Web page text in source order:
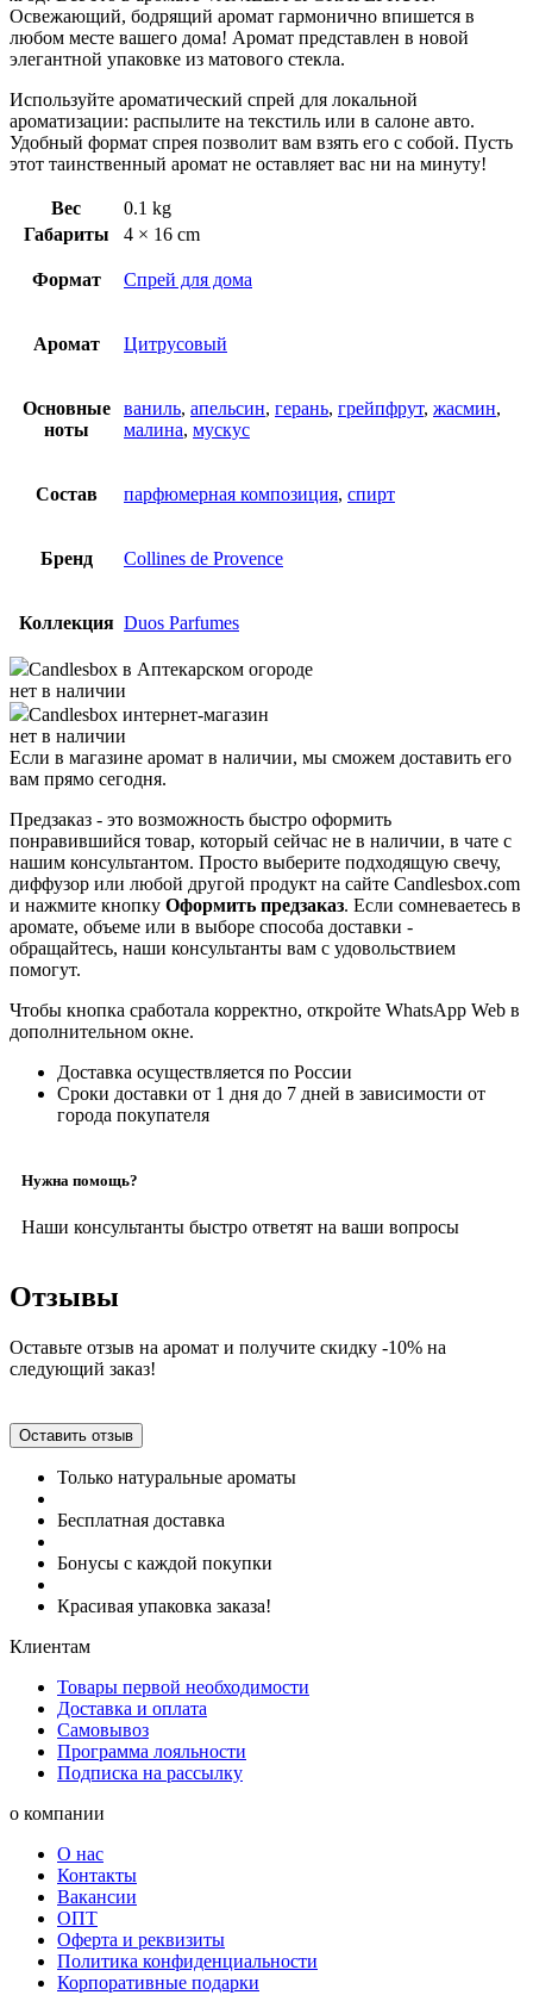
Освежающий, бодрящий аромат гармонично впишется в
любом месте вашего дома! Аромат представлен в новой
элегантной упаковке из матового стекла.
Используйте ароматический спрей для локальной
ароматизации: распылите на текстиль или в салоне авто.
Удобный формат спрея позволит вам взять его с собой. Пусть
этот таинственный аромат не оставляет вас ни на минуту!
Вес
0.1 kg
Габариты
4 × 16 cm
Формат Спрей для дома
Аромат Цитрусовый
Основные
ноты
ваниль, апельсин, герань, грейпфрут, жасмин,
малина, мускус
Состав парфюмерная композиция, спирт
Бренд Collines de Provence
Коллекция Duos Parfumes
Candlesbox в Аптекарском огороде
нет в наличии
Candlesbox интернет-магазин
нет в наличии
Если в магазине аромат в наличии, мы сможем доставить его
вам прямо сегодня.
Предзаказ - это возможность быстро оформить
понравившийся товар, который сейчас не в наличии, в чате с
нашим консультантом. Просто выберите подходящую свечу,
диффузор или любой другой продукт на сайте Candlesbox.com
и нажмите кнопку Оформить предзаказ. Если сомневаетесь в
аромате, объеме или в выборе способа доставки -
обращайтесь, наши консультанты вам с удовольствием
помогут.
Чтобы кнопка сработала корректно, откройте WhatsApp Web в
дополнительном окне.
Доставка осуществляется по России
Сроки доставки от 1 дня до 7 дней в зависимости от
города покупателя
Нужна помощь?
Наши консультанты быстро ответят на ваши вопросы
Отзывы
Оставьте отзыв на аромат и получите скидку -10% на
следующий заказ!
Оставить отзыв
Только натуральные ароматы
Бесплатная доставка
Бонусы с каждой покупки
Красивая упаковка заказа!
Клиентам
Товары первой необходимости
Доставка и оплата
Самовывоз
Программа лояльности
Подписка на рассылку
о компании
О нас
Контакты
Вакансии
ОПТ
Оферта и реквизиты
Политика конфиденциальности
Корпоративные подарки